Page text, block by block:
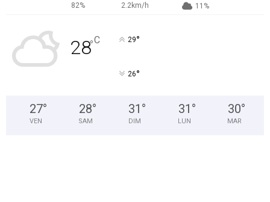
82% 2.2km/h 11%
28°C 29°
26°
27°
VEN
28°
SAM
31 °
DIM
31 °
LUN
30°
MAR